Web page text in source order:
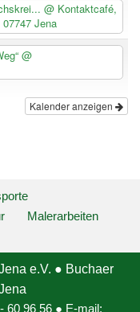
@ Kontaktcafé,
Jena
@
Kalender anzeigen
Malerarbeiten
e.V. ● Buchaer
60 96 56 ● E-mail: